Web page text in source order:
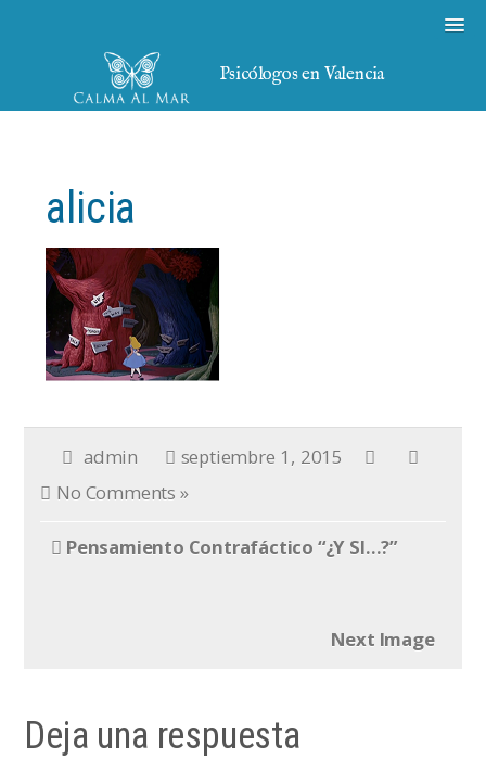
Psicólogos en Valencia
alicia
admin
septiembre 1, 2015
No Comments »
Pensamiento Contrafáctico “¿Y SI…?”
Next Image
Deja una respuesta